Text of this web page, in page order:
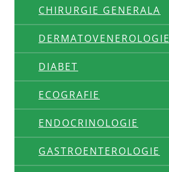
CHIRURGIE GENERALA
DERMATOVENEROLOGIE
DIABET
ECOGRAFIE
ENDOCRINOLOGIE
GASTROENTEROLOGIE